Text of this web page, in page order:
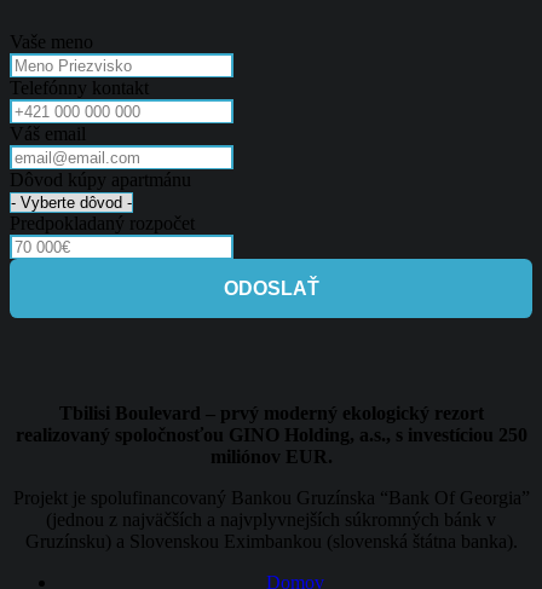
Vaše meno
Telefónny kontakt
Váš email
Dôvod kúpy apartmánu
Predpokladaný rozpočet
ODOSLAŤ
Tbilisi Boulevard – prvý moderný ekologický rezort
realizovaný spoločnosťou GINO Holding, a.s., s investíciou 250
miliónov EUR.
Projekt je spolufinancovaný Bankou Gruzínska “Bank Of Georgia”
(jednou z najväčších a najvplyvnejších súkromných bánk v
Gruzínsku) a Slovenskou Eximbankou (slovenská štátna banka).
Domov